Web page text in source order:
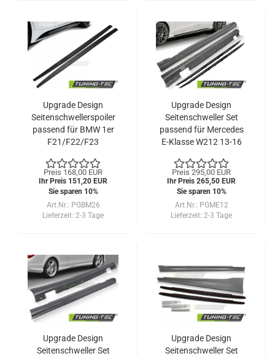
Upgrade Design
Seitenschwellerspoiler
passend für BMW 1er
F21/F22/F23
Preis 168,00 EUR
Ihr Preis 151,20 EUR
Sie sparen 10%
Art.Nr.: PGBM26
Lieferzeit: 2-3 Tage
Upgrade Design
Seitenschweller Set
passend für Mercedes
E-Klasse W212 13-16
Preis 295,00 EUR
Ihr Preis 265,50 EUR
Sie sparen 10%
Art.Nr.: PGME12
Lieferzeit: 2-3 Tage
Upgrade Design
Seitenschweller Set
Upgrade Design
Seitenschweller Set